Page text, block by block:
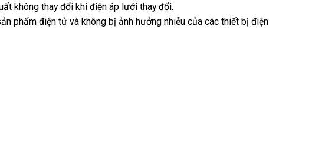
không thay đổi khi điện áp lưới thay đổi.
phẩm điện tử và không bị ảnh hưởng nhiễu của các thiết bị điện